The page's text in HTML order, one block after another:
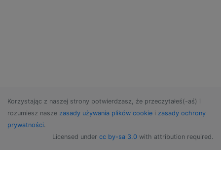
Korzystając z naszej strony potwierdzasz, że przeczytałeś(-aś) i
rozumiesz nasze zasady używania plików cookie i zasady ochrony
prywatności.
Licensed under cc by-sa 3.0 with attribution required.